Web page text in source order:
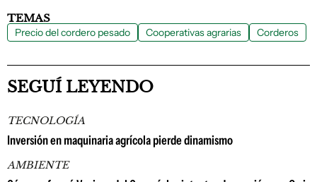
TEMAS
Precio del cordero pesado Cooperativas agrarias Corderos
SEGUÍ LEYENDO
TECNOLOGÍA
Inversión en maquinaria agrícola pierde dinamismo
AMBIENTE